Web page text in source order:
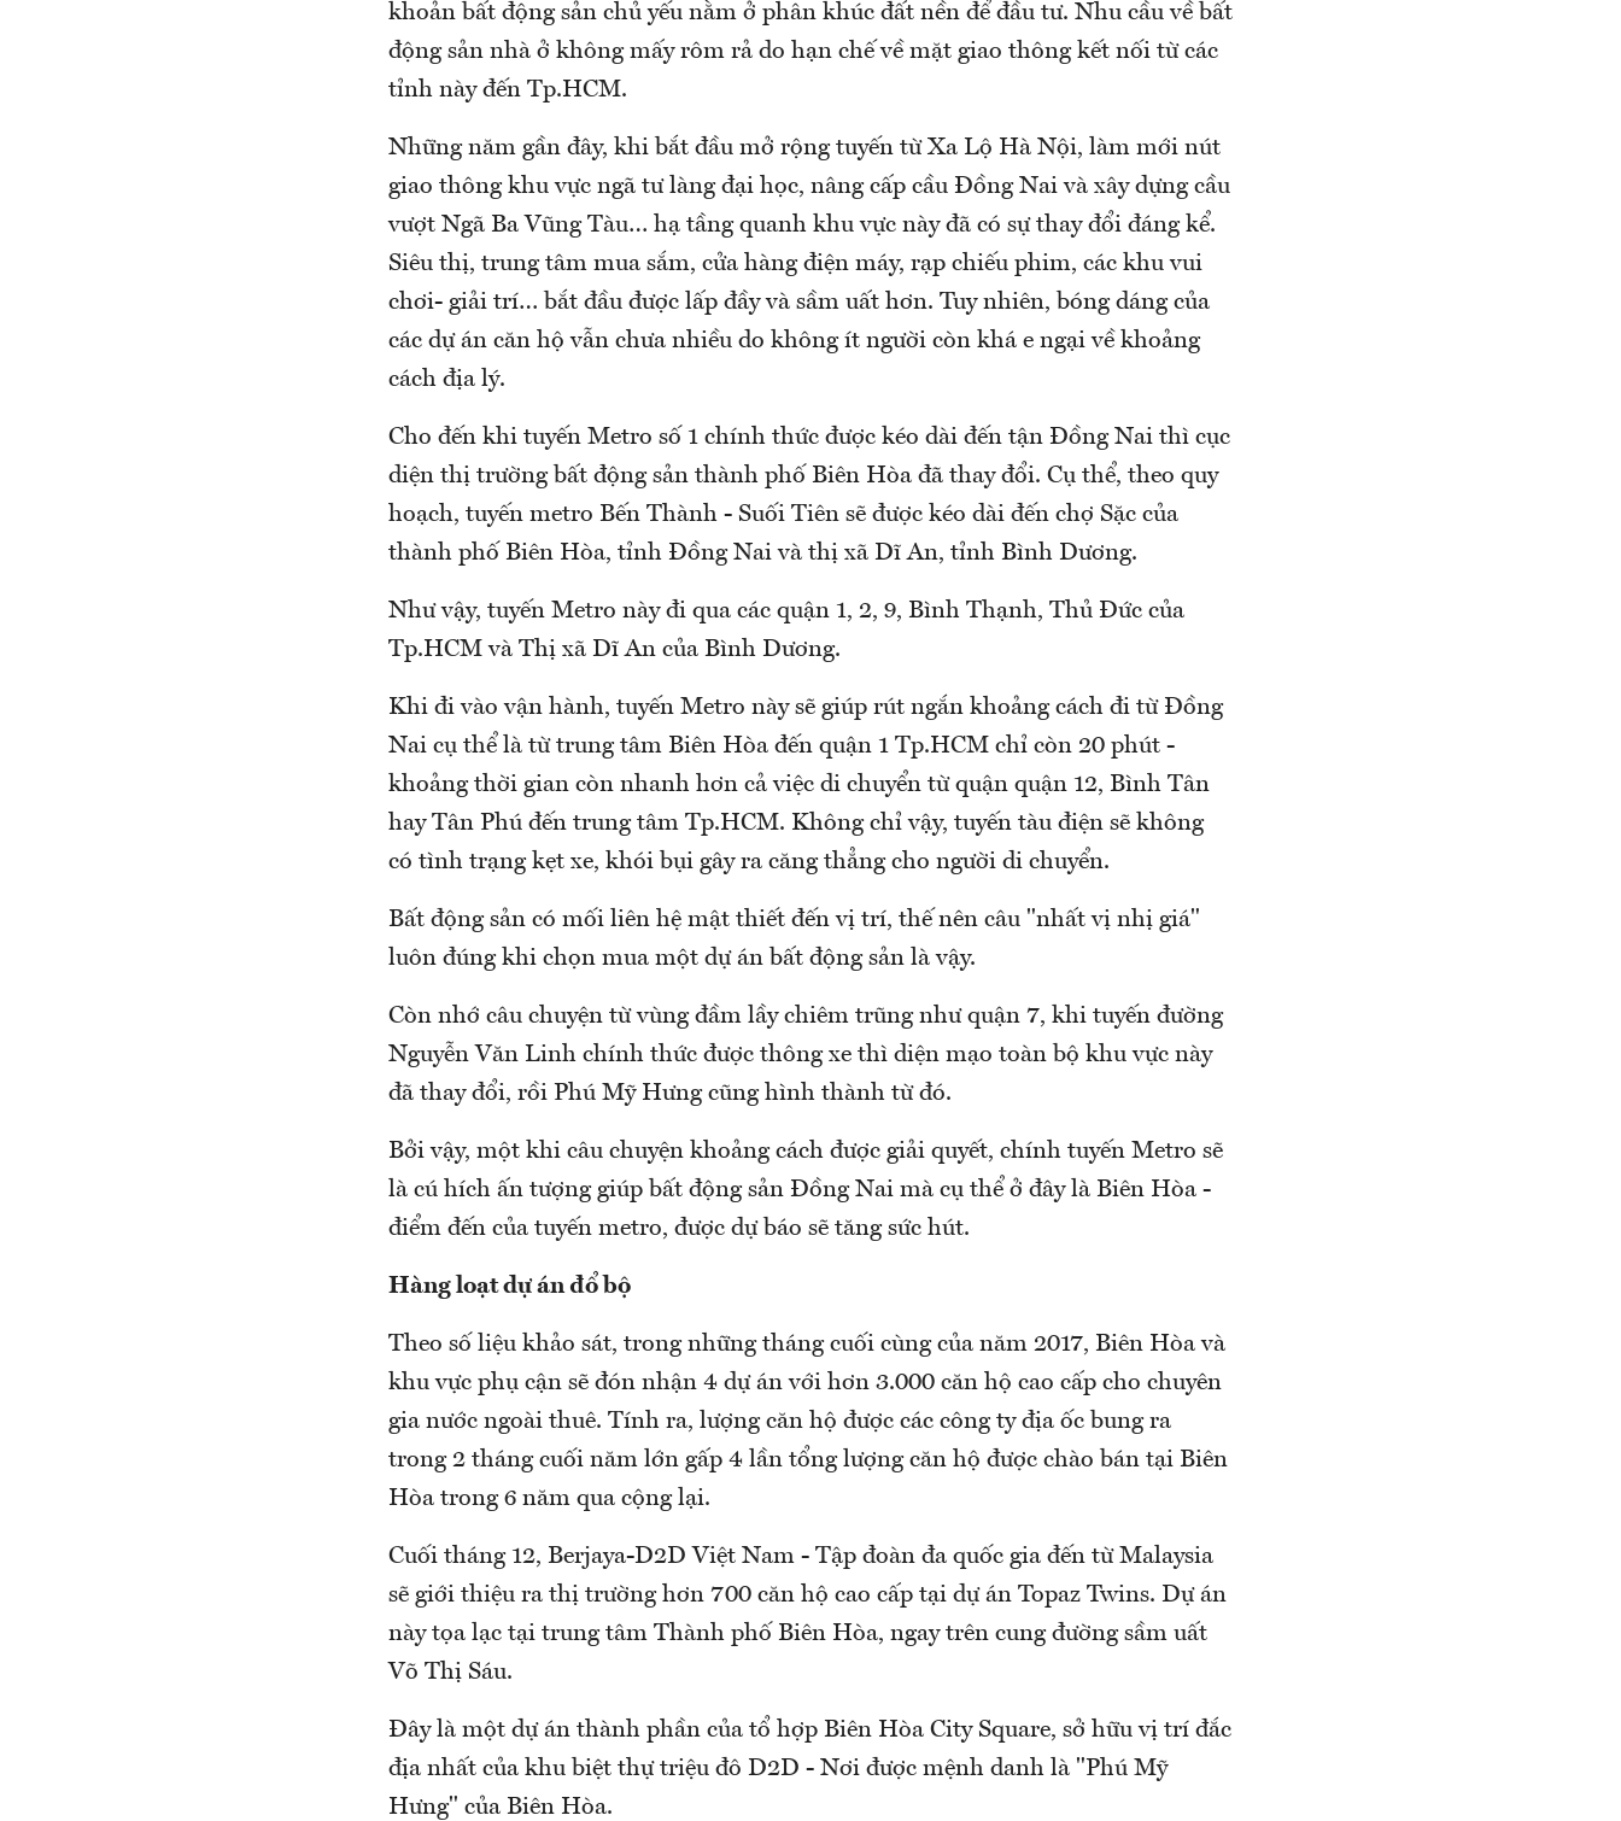
khoản bất động sản chủ yếu nằm ở phân khúc đất nền để đầu tư. Nhu cầu về bất
động sản nhà ở không mấy rôm rả do hạn chế về mặt giao thông kết nối từ các
tỉnh này đến Tp.HCM.
Những năm gần đây, khi bắt đầu mở rộng tuyến từ Xa Lộ Hà Nội, làm mới nút
giao thông khu vực ngã tư làng đại học, nâng cấp cầu Đồng Nai và xây dựng cầu
vượt Ngã Ba Vũng Tàu… hạ tầng quanh khu vực này đã có sự thay đổi đáng kể.
Siêu thị, trung tâm mua sắm, cửa hàng điện máy, rạp chiếu phim, các khu vui
chơi- giải trí… bắt đầu được lấp đầy và sầm uất hơn. Tuy nhiên, bóng dáng của
các dự án căn hộ vẫn chưa nhiều do không ít người còn khá e ngại về khoảng
cách địa lý.
Cho đến khi tuyến Metro số 1 chính thức được kéo dài đến tận Đồng Nai thì cục
diện thị trường bất động sản thành phố Biên Hòa đã thay đổi. Cụ thể, theo quy
hoạch, tuyến metro Bến Thành - Suối Tiên sẽ được kéo dài đến chợ Sặc của
thành phố Biên Hòa, tỉnh Đồng Nai và thị xã Dĩ An, tỉnh Bình Dương.
Như vậy, tuyến Metro này đi qua các quận 1, 2, 9, Bình Thạnh, Thủ Đức của
Tp.HCM và Thị xã Dĩ An của Bình Dương.
Khi đi vào vận hành, tuyến Metro này sẽ giúp rút ngắn khoảng cách đi từ Đồng
Nai cụ thể là từ trung tâm Biên Hòa đến quận 1 Tp.HCM chỉ còn 20 phút -
khoảng thời gian còn nhanh hơn cả việc di chuyển từ quận quận 12, Bình Tân
hay Tân Phú đến trung tâm Tp.HCM. Không chỉ vậy, tuyến tàu điện sẽ không
có tình trạng kẹt xe, khói bụi gây ra căng thẳng cho người di chuyển.
Bất động sản có mối liên hệ mật thiết đến vị trí, thế nên câu "nhất vị nhị giá"
luôn đúng khi chọn mua một dự án bất động sản là vậy.
Còn nhớ câu chuyện từ vùng đầm lầy chiêm trũng như quận 7, khi tuyến đường
Nguyễn Văn Linh chính thức được thông xe thì diện mạo toàn bộ khu vực này
đã thay đổi, rồi Phú Mỹ Hưng cũng hình thành từ đó.
Bởi vậy, một khi câu chuyện khoảng cách được giải quyết, chính tuyến Metro sẽ
là cú hích ấn tượng giúp bất động sản Đồng Nai mà cụ thể ở đây là Biên Hòa -
điểm đến của tuyến metro, được dự báo sẽ tăng sức hút.
Hàng loạt dự án đổ bộ
Theo số liệu khảo sát, trong những tháng cuối cùng của năm 2017, Biên Hòa và
khu vực phụ cận sẽ đón nhận 4 dự án với hơn 3.000 căn hộ cao cấp cho chuyên
gia nước ngoài thuê. Tính ra, lượng căn hộ được các công ty địa ốc bung ra
trong 2 tháng cuối năm lớn gấp 4 lần tổng lượng căn hộ được chào bán tại Biên
Hòa trong 6 năm qua cộng lại.
Cuối tháng 12, Berjaya-D2D Việt Nam - Tập đoàn đa quốc gia đến từ Malaysia
sẽ giới thiệu ra thị trường hơn 700 căn hộ cao cấp tại dự án Topaz Twins. Dự án
này tọa lạc tại trung tâm Thành phố Biên Hòa, ngay trên cung đường sầm uất
Võ Thị Sáu.
Đây là một dự án thành phần của tổ hợp Biên Hòa City Square, sở hữu vị trí đắc
địa nhất của khu biệt thự triệu đô D2D - Nơi được mệnh danh là "Phú Mỹ
Hưng" của Biên Hòa.